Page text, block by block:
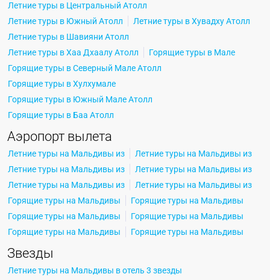
Летние туры в Центральный Атолл
Летние туры в Южный Атолл
Летние туры в Хувадху Атолл
Летние туры в Шавияни Атолл
Летние туры в Хаа Дхаалу Атолл
Горящие туры в Мале
Горящие туры в Северный Мале Атолл
Горящие туры в Хулхумале
Горящие туры в Южный Мале Атолл
Горящие туры в Баа Атолл
Аэропорт вылета
Летние туры на Мальдивы из
Летние туры на Мальдивы из
Летние туры на Мальдивы из
Летние туры на Мальдивы из
Летние туры на Мальдивы из
Летние туры на Мальдивы из
Горящие туры на Мальдивы
Горящие туры на Мальдивы
Горящие туры на Мальдивы
Горящие туры на Мальдивы
Горящие туры на Мальдивы
Горящие туры на Мальдивы
Звезды
Летние туры на Мальдивы в отель 3 звезды